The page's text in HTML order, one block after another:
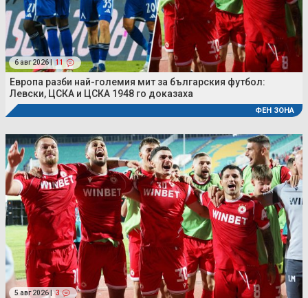
6 авг 2026 | 11
Европа разби най-големия мит за българския футбол:
Левски, ЦСКА и ЦСКА 1948 го доказаха
ФЕН ЗОНА
5 авг 2026 | 3